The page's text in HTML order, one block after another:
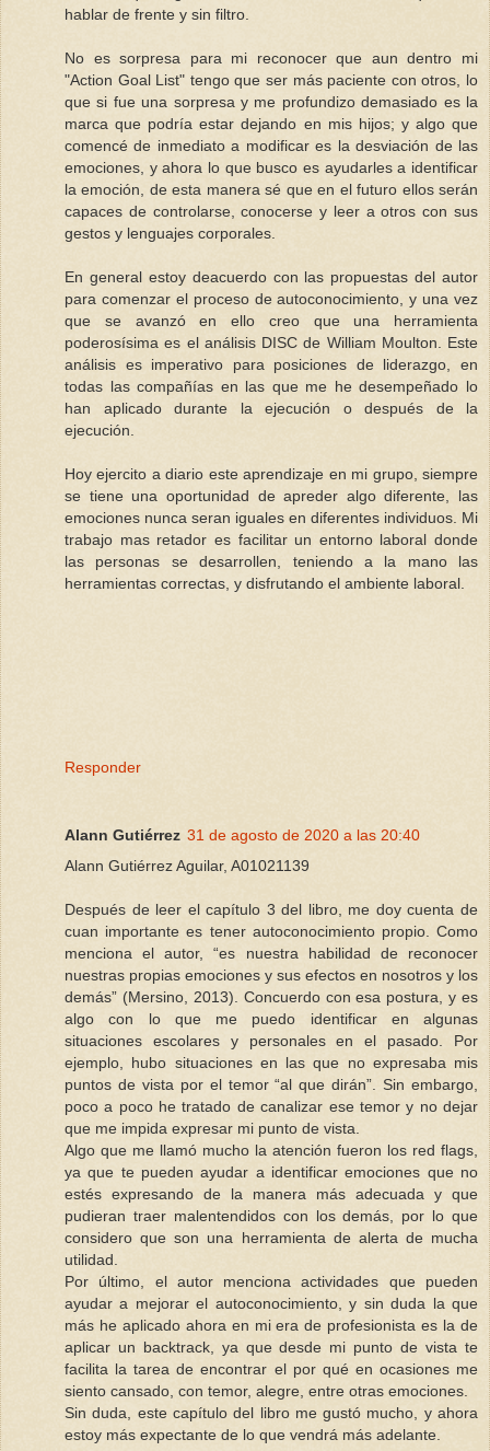
hablar de frente y sin filtro.
No es sorpresa para mi reconocer que aun dentro mi
"Action Goal List" tengo que ser más paciente con otros, lo
que si fue una sorpresa y me profundizo demasiado es la
marca que podría estar dejando en mis hijos; y algo que
comencé de inmediato a modificar es la desviación de las
emociones, y ahora lo que busco es ayudarles a identificar
la emoción, de esta manera sé que en el futuro ellos serán
capaces de controlarse, conocerse y leer a otros con sus
gestos y lenguajes corporales.
En general estoy deacuerdo con las propuestas del autor
para comenzar el proceso de autoconocimiento, y una vez
que se avanzó en ello creo que una herramienta
poderosísima es el análisis DISC de William Moulton. Este
análisis es imperativo para posiciones de liderazgo, en
todas las compañías en las que me he desempeñado lo
han aplicado durante la ejecución o después de la
ejecución.
Hoy ejercito a diario este aprendizaje en mi grupo, siempre
se tiene una oportunidad de apreder algo diferente, las
emociones nunca seran iguales en diferentes individuos. Mi
trabajo mas retador es facilitar un entorno laboral donde
las personas se desarrollen, teniendo a la mano las
herramientas correctas, y disfrutando el ambiente laboral.
Responder
Alann Gutiérrez 31 de agosto de 2020 a las 20:40
Alann Gutiérrez Aguilar, A01021139
Después de leer el capítulo 3 del libro, me doy cuenta de
cuan importante es tener autoconocimiento propio. Como
menciona el autor, “es nuestra habilidad de reconocer
nuestras propias emociones y sus efectos en nosotros y los
demás” (Mersino, 2013). Concuerdo con esa postura, y es
algo con lo que me puedo identificar en algunas
situaciones escolares y personales en el pasado. Por
ejemplo, hubo situaciones en las que no expresaba mis
puntos de vista por el temor “al que dirán”. Sin embargo,
poco a poco he tratado de canalizar ese temor y no dejar
que me impida expresar mi punto de vista.
Algo que me llamó mucho la atención fueron los red flags,
ya que te pueden ayudar a identificar emociones que no
estés expresando de la manera más adecuada y que
pudieran traer malentendidos con los demás, por lo que
considero que son una herramienta de alerta de mucha
utilidad.
Por último, el autor menciona actividades que pueden
ayudar a mejorar el autoconocimiento, y sin duda la que
más he aplicado ahora en mi era de profesionista es la de
aplicar un backtrack, ya que desde mi punto de vista te
facilita la tarea de encontrar el por qué en ocasiones me
siento cansado, con temor, alegre, entre otras emociones.
Sin duda, este capítulo del libro me gustó mucho, y ahora
estoy más expectante de lo que vendrá más adelante.